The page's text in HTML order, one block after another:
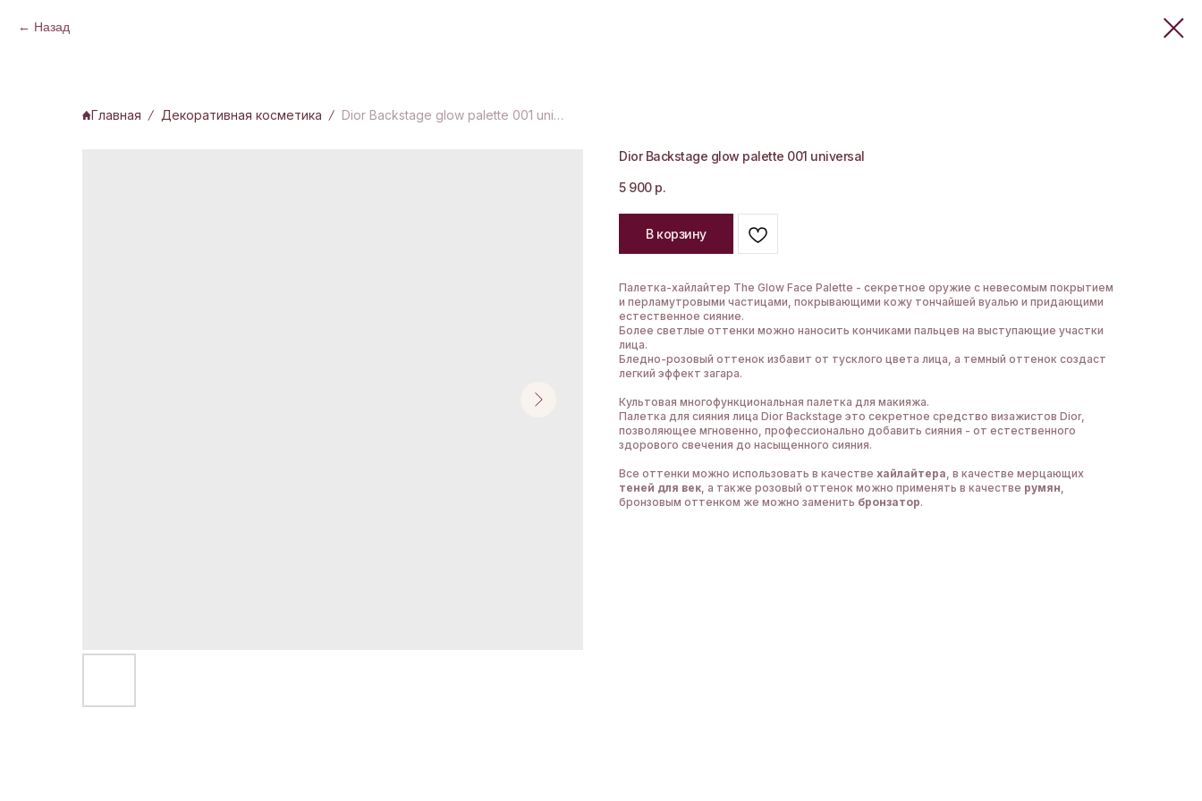
Назад
Главная Декоративная косметика Dior Backstage glow palette 001 universal
Dior Backstage glow palette 001 universal
5 900 р.
В корзину
Палетка-хайлайтер The Glow Face Palette - секретное оружие с невесомым покрытием
и перламутровыми частицами, покрывающими кожу тончайшей вуалью и придающими
естественное сияние.
Более светлые оттенки можно наносить кончиками пальцев на выступающие участки
лица.
Бледно-розовый оттенок избавит от тусклого цвета лица, а темный оттенок создаст
легкий эффект загара.
Культовая многофункциональная палетка для макияжа.
Палетка для сияния лица Dior Backstage это секретное средство визажистов Dior,
позволяющее мгновенно, профессионально добавить сияния - от естественного
здорового свечения до насыщенного сияния.
Все оттенки можно использовать в качестве хайлайтера, в качестве мерцающих
теней для век, а также розовый оттенок можно применять в качестве румян,
бронзовым оттенком же можно заменить бронзатор.